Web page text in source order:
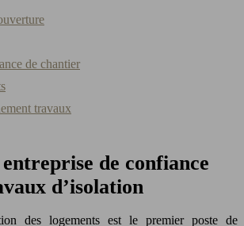
de chantier
travaux
de confiance
d’isolation
des logements est le premier poste de